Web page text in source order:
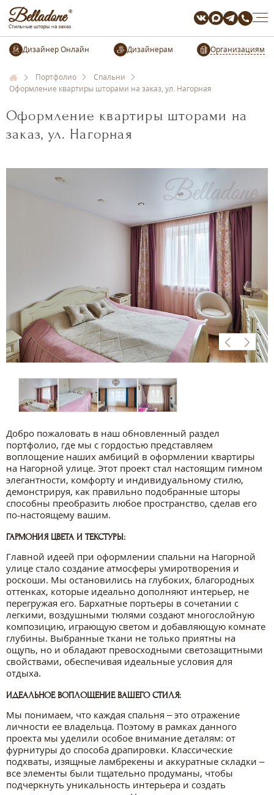
Организациям
Портфолио
Спальни
Оформление квартиры шторами на заказ, ул. Нагорная
Оформление квартиры шторами на
заказ, ул. Нагорная
Добро пожаловать в наш обновленный раздел
портфолио, где мы с гордостью представляем
воплощение наших амбиций в оформлении квартиры
на Нагорной улице. Этот проект стал настоящим гимном
элегантности, комфорту и индивидуальному стилю,
демонстрируя, как правильно подобранные шторы
способны преобразить любое пространство, сделав его
по-настоящему вашим.
ГАРМОНИЯ ЦВЕТА И ТЕКСТУРЫ:
Главной идеей при оформлении спальни на Нагорной
улице стало создание атмосферы умиротворения и
роскоши. Мы остановились на глубоких, благородных
оттенках, которые идеально дополняют интерьер, не
перегружая его. Бархатные портьеры в сочетании с
легкими, воздушными тюлями создают многослойную
композицию, играющую светом и добавляющую комнате
глубины. Выбранные ткани не только приятны на
ощупь, но и обладают превосходными светозащитными
свойствами, обеспечивая идеальные условия для
отдыха.
ИДЕАЛЬНОЕ ВОПЛОЩЕНИЕ ВАШЕГО СТИЛЯ:
Мы понимаем, что каждая спальня – это отражение
личности ее владельца. Поэтому в рамках данного
проекта мы уделили особое внимание деталям: от
фурнитуры до способа драпировки. Классические
подхваты, изящные ламбрекены и аккуратные складки –
все элементы были тщательно продуманы, чтобы
подчеркнуть уникальность интерьера и создать